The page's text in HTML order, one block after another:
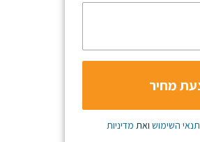
תנאי השימוש ואת מדיניות